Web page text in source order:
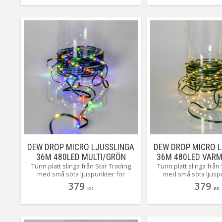
Bukettslinga med 10 strängar
samman i en krans du
DEW DROP MICRO LJUSSLINGA
36M 480LED MULTI/GRÖN
Tunn platt slinga från Star Trading
med små söta ljuspunkter för
utomhusbruk, perfekt och enkel att
använda i träd, buskar, trappräcken
grön kabel med hela
379 KR
DEW DROP MICRO
36M 480LED
Tunn platt slinga från
med små söta
utomhusbruk, perfekt
använda i träd,
grön kabel med hela
379 KR